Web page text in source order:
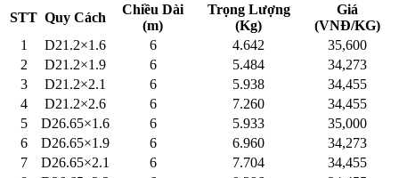
STT Quy Cách
Chiều Dài
(m)
Trọng Lượng
(Kg)
Giá
(VNĐ/KG)
1
D21.2×1.6 6 4.642
35,600
2
D21.2×1.9 6 5.484
34,273
3
D21.2×2.1 6 5.938
34,455
4
D21.2×2.6 6 7.260
34,455
5
D26.65×1.6 6 5.933
35,000
6
D26.65×1.9 6 6.960
34,273
7
D26.65×2.1 6 7.704
34,455